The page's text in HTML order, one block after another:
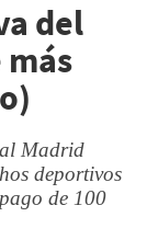
del
Madrid
deportivos
de 100